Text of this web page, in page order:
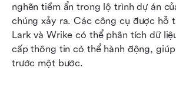
nghẽn tiềm ẩn trong lộ trình dự án
chúng xảy ra. Các công cụ được hỗ
Lark và Wrike có thể phân tích dữ
cấp thông tin có thể hành động,
trước một bước.